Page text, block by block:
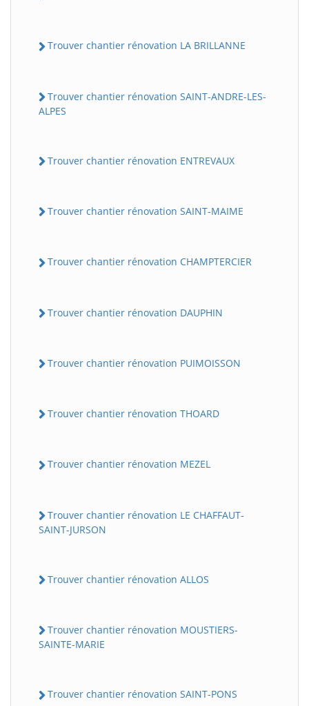
Trouver chantier rénovation LA BRILLANNE
Trouver chantier rénovation SAINT-ANDRE-LES-
ALPES
Trouver chantier rénovation ENTREVAUX
Trouver chantier rénovation SAINT-MAIME
Trouver chantier rénovation CHAMPTERCIER
Trouver chantier rénovation DAUPHIN
Trouver chantier rénovation PUIMOISSON
Trouver chantier rénovation THOARD
Trouver chantier rénovation MEZEL
Trouver chantier rénovation LE CHAFFAUT-
SAINT-JURSON
Trouver chantier rénovation ALLOS
Trouver chantier rénovation MOUSTIERS-
SAINTE-MARIE
Trouver chantier rénovation SAINT-PONS